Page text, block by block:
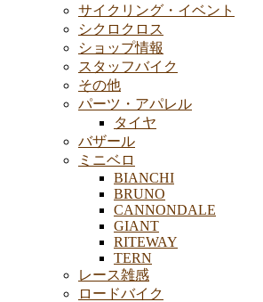
サイクリング・イベント
シクロクロス
ショップ情報
スタッフバイク
その他
パーツ・アパレル
タイヤ
バザール
ミニベロ
BIANCHI
BRUNO
CANNONDALE
GIANT
RITEWAY
TERN
レース雑感
ロードバイク